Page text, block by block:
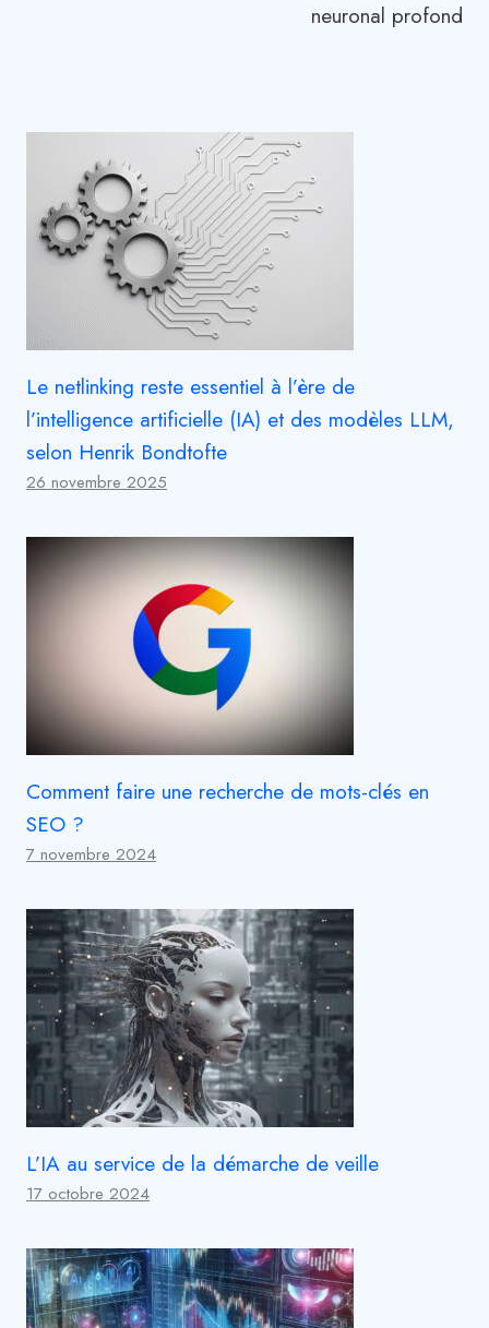
neuronal profond
Le netlinking reste essentiel à l’ère de
l’intelligence artificielle (IA) et des modèles LLM,
selon Henrik Bondtofte
26 novembre 2025
Comment faire une recherche de mots-clés en
SEO ?
7 novembre 2024
L’IA au service de la démarche de veille
17 octobre 2024